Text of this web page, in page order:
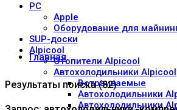
PC
Apple
Оборудование для
SUP-доски
Alpicool
Отопители Alpicool
Автохолодильники Alpicool
Встраиваемые
Автохолодильники
Автохолодильники
Главная
Результаты поиска (82)